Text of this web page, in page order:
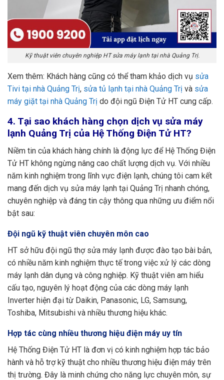
Kỹ thuật viên chuyên nghiệp HT sửa máy lạnh tại nhà Quảng Trị.
Xem thêm: Khách hàng cũng có thể tham khảo dịch vụ sửa
Tivi tại nhà Quảng Trị, sửa tủ lạnh tại nhà Quảng Trị và sửa
máy giặt tại nhà Quảng Trị do đội ngũ Điện Tử HT cung cấp.
4. Tại sao khách hàng chọn dịch vụ sửa máy
lạnh Quảng Trị của Hệ Thống Điện Tử HT?
Niềm tin của khách hàng chính là động lực để Hệ Thống Điện
Tử HT không ngừng nâng cao chất lượng dịch vụ. Với nhiều
năm kinh nghiệm trong lĩnh vực điện lạnh, chúng tôi cam kết
mang đến dịch vụ sửa máy lạnh tại Quảng Trị nhanh chóng,
chuyên nghiệp và đáng tin cậy thông qua những ưu điểm nổi
bật sau:
Đội ngũ kỹ thuật viên chuyên môn cao
HT sở hữu đội ngũ thợ sửa máy lạnh được đào tạo bài bản,
có nhiều năm kinh nghiệm thực tế trong việc xử lý các dòng
máy lạnh dân dụng và công nghiệp. Kỹ thuật viên am hiểu
cấu tạo, nguyên lý hoạt động của các dòng máy lạnh
Inverter hiện đại từ Daikin, Panasonic, LG, Samsung,
Toshiba, Mitsubishi và nhiều thương hiệu khác.
Hợp tác cùng nhiều thương hiệu điện máy uy tín
Hệ Thống Điện Tử HT là đơn vị có kinh nghiệm hợp tác bảo
hành và hỗ trợ kỹ thuật cho nhiều thương hiệu điện máy trên
thị trường. Đây là minh chứng cho năng lực chuyên môn, sự